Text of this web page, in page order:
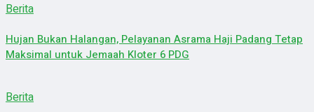
Berita
Hujan Bukan Halangan, Pelayanan Asrama Haji Padang Tetap
Maksimal untuk Jemaah Kloter 6 PDG
Berita